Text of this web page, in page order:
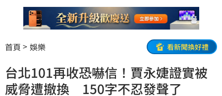
首頁 娛樂 看新聞換好禮
台北101再收恐嚇信！賈永婕證實被
威脅遭撤換 150字不忍發聲了